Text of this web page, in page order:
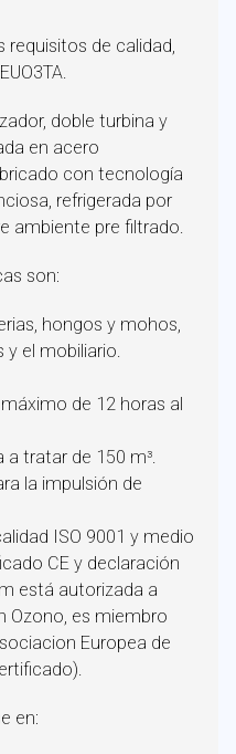
de calidad,
doble turbina y
en acero
con tecnología
refrigerada por
ambiente pre filtrado.
son:
hongos y mohos,
el mobiliario.
de 12 horas al
tratar de 150 m³.
la impulsión de
ISO 9001 y medio
CE y declaración
está autorizada a
Ozono, es miembro
Europea de
en: